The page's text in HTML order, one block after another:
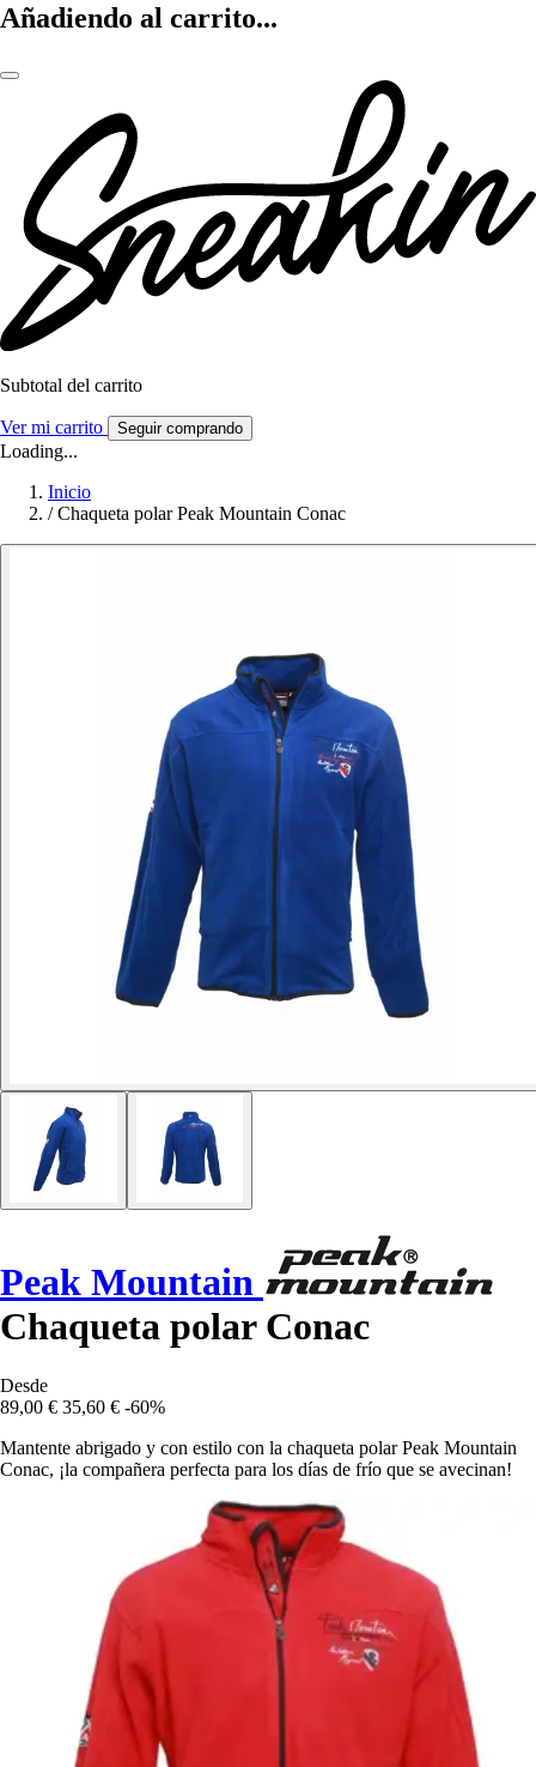
Añadiendo al carrito...
Subtotal del carrito
Ver mi carrito Seguir comprando
Loading...
Inicio
/ Chaqueta polar Peak Mountain Conac
Peak Mountain
Chaqueta polar Conac
Desde
89,00 € 35,60 € -60%
Mantente abrigado y con estilo con la chaqueta polar Peak Mountain
Conac, ¡la compañera perfecta para los días de frío que se avecinan!